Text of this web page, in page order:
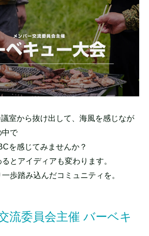
室から抜け出して、海風を感じなが
中で
を感じてみませんか？
とアイディアも変わります。
歩踏み込んだコミュニティを。
流委員会主催 バーベキ